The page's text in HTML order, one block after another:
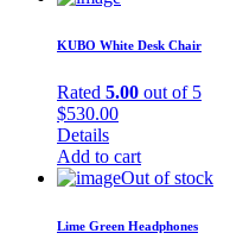
KUBO White Desk Chair
Rated 5.00 out of 5
$530.00
Details
Add to cart
Out of stock
Lime Green Headphones